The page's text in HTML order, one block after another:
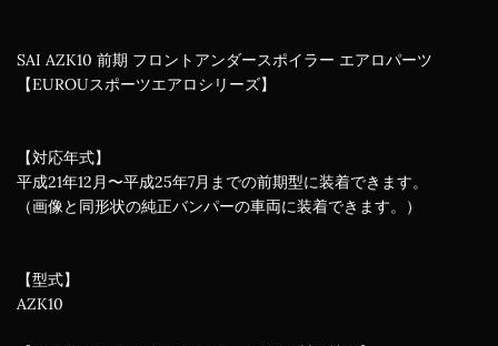
SAI AZK10 前期 フロントアンダースポイラー エアロパーツ
【EUROUスポーツエアロシリーズ】
【対応年式】
平成21年12月〜平成25年7月までの前期型に装着できます。
（画像と同形状の純正バンパーの車両に装着できます。）
【型式】
AZK10